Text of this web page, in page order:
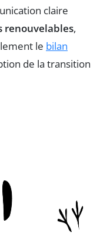
claire
renouvelables,
le bilan
de la transition